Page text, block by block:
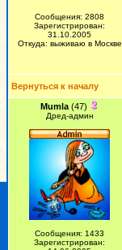
Сообщения: 2808
Зарегистрирован:
31.10.2005
Откуда: выживаю в Москве
Вернуться к началу
Mumla (47)
Дред-админ
Сообщения: 1433
Зарегистрирован: